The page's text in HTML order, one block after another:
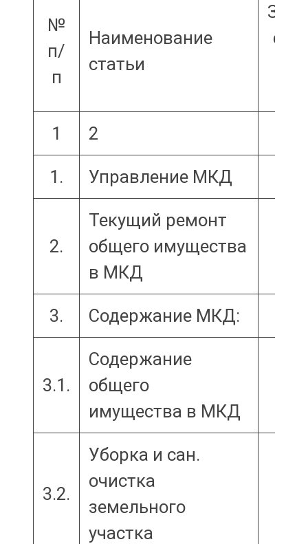
№
п/
п
Наименование
статьи
1 2
1. Управление МКД
2.
Текущий ремонт
общего имущества
в МКД
3. Содержание МКД:
3.1.
Содержание
общего
имущества в МКД
3.2.
Уборка и сан.
очистка
земельного
участка